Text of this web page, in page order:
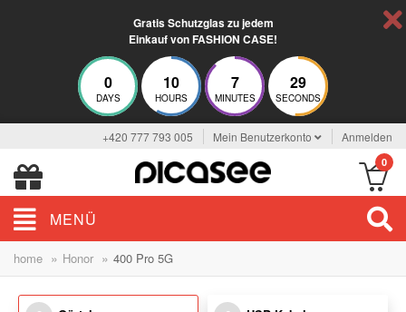
Gratis Schutzglas zu jedem
Einkauf von FASHION CASE!
0
DAYS
10
HOURS
7
MINUTES
29
SECONDS
+420 777 793 005 Mein Benutzerkonto Anmelden
0
MENÜ
home » Honor » 400 Pro 5G